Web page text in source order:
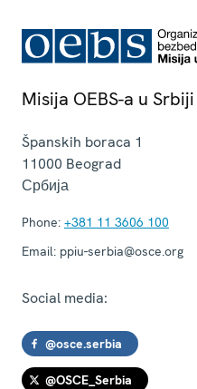
Misija OEBS-a u Srbiji
Španskih boraca 1
11000 Beograd
Србија
Phone: +381 11 3606 100
Email: ppiu-serbia@osce.org
Social media:
@osce.serbia
@OSCE_Serbia